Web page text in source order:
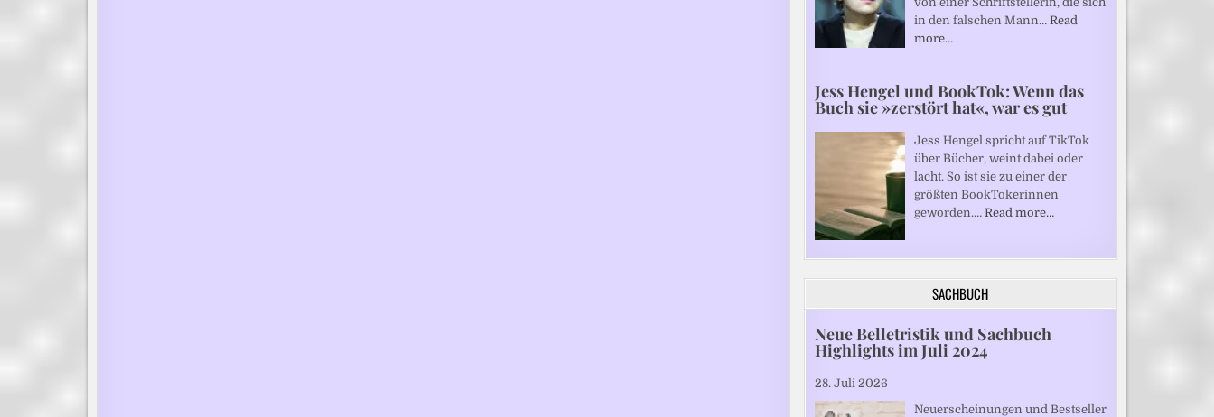
in den falschen Mann… Read
more…
Jess Hengel und BookTok: Wenn das
Buch sie »zerstört hat«, war es gut
Jess Hengel spricht auf TikTok
über Bücher, weint dabei oder
lacht. So ist sie zu einer der
größten BookTokerinnen
geworden.… Read more…
SACHBUCH
Neue Belletristik und Sachbuch
Highlights im Juli 2024
28. Juli 2026
Neuerscheinungen und Bestseller